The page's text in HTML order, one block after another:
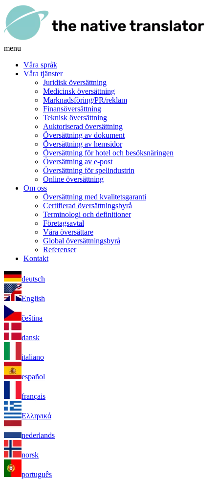
menu
Våra språk
Våra tjänster
Juridisk översättning
Medicinsk översättning
Marknadsföring/PR/reklam
Finansöversättning
Teknisk översättning
Auktoriserad översättning
Översättning av dokument
Översättning av hemsidor
Översättning för hotel och besöksnäringen
Översättning av e-post
Översättning för spelindustrin
Online översättning
Om oss
Översättning med kvalitetsgaranti
Certifierad översättningsbyrå
Terminologi och definitioner
Företagsavtal
Våra översättare
Global översättningsbyrå
Referenser
Kontakt
deutsch
English
čeština
dansk
italiano
español
français
Ελληνικά
nederlands
norsk
português